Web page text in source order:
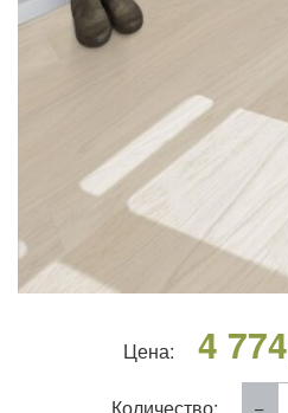
Цена: 4 774